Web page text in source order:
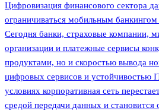
Цифровизация финансового сектора
ограничиваться мобильным
Сегодня банки, страховые компании,
организации и платежные сервисы
продуктами, но и скоростью вывода
цифровых сервисов и устойчивостью
условиях корпоративная сеть
средой передачи данных и